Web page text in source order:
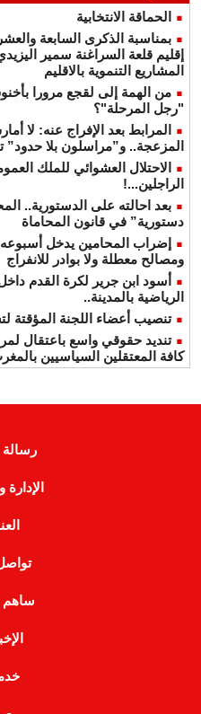
الحماقة الانتخابية
بمناسبة الذكرى السابعة
إقليم قلعة السراغنة سمير
المشاريع التنموية بالاقليم
من الهمة إلى لقجع مرورا
"رجل المرحلة"؟
المرابط بعد الإفراج عنه: لا
المزعجة.. و”مراسلون بلا حدود”
الاحتلال العشوائي للملك
الراجلين...!
دستورية” في قانون المحاماة
إضراب المحامين يدخل
ومصالح معطلة ولا بوادر للانفراج
أسود ابن جرير لكرة القدم
الرياضية بالمدينة..
تنصيب أعضاء اللجنة المؤقتة
تنديد حقوقي واسع باعتقال
كافة المعتقلين السياسيين
رسالة
الإدارة
ساهم